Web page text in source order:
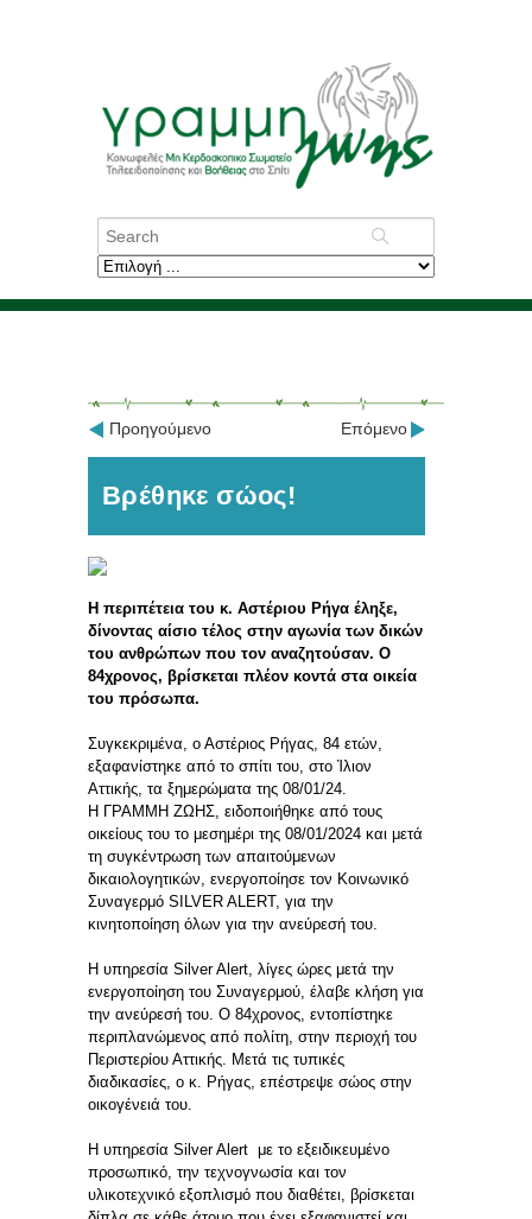
Προηγούμενο Επόμενο
Βρέθηκε σώος!
Η περιπέτεια του κ. Αστέριου Ρήγα έληξε,
δίνοντας αίσιο τέλος στην αγωνία των δικών
του ανθρώπων που τον αναζητούσαν. Ο
84χρονος, βρίσκεται πλέον κοντά στα οικεία
του πρόσωπα.
Συγκεκριμένα, ο Αστέριος Ρήγας, 84 ετών,
εξαφανίστηκε από το σπίτι του, στο Ίλιον
Αττικής, τα ξημερώματα της 08/01/24.
Η ΓΡΑΜΜΗ ΖΩΗΣ, ειδοποιήθηκε από τους
οικείους του το μεσημέρι της 08/01/2024 και μετά
τη συγκέντρωση των απαιτούμενων
δικαιολογητικών, ενεργοποίησε τον Κοινωνικό
Συναγερμό SILVER ALERT, για την
κινητοποίηση όλων για την ανεύρεσή του.
Η υπηρεσία Silver Alert, λίγες ώρες μετά την
ενεργοποίηση του Συναγερμού, έλαβε κλήση για
την ανεύρεσή του. Ο 84χρονος, εντοπίστηκε
περιπλανώμενος από πολίτη, στην περιοχή του
Περιστερίου Αττικής. Μετά τις τυπικές
διαδικασίες, ο κ. Ρήγας, επέστρεψε σώος στην
οικογένειά του.
Η υπηρεσία Silver Alert με το εξειδικευμένο
προσωπικό, την τεχνογνωσία και τον
υλικοτεχνικό εξοπλισμό που διαθέτει, βρίσκεται